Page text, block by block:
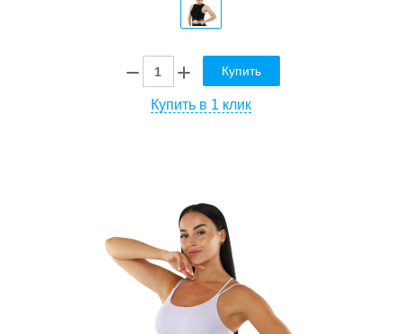
Купить
Купить в 1 клик